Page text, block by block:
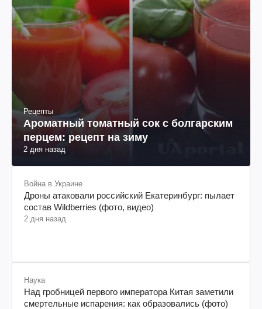
Рецепты
Ароматный томатный сок с болгарским
перцем: рецепт на зиму
2 дня назад
Война в Украине
Дроны атаковали российский Екатеринбург: пылает
состав Wildberries (фото, видео)
2 дня назад
Наука
Над гробницей первого императора Китая заметили
смертельные испарения: как образовались (фото)